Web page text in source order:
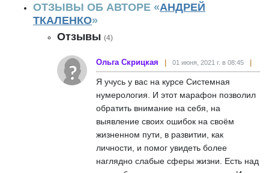
ОТЗЫВЫ ОБ АВТОРЕ «АНДРЕЙ
ТКАЛЕНКО»
Отзывы (4)
Ольга Скрицкая 01 июня, 2021 г. в 08:45
Я учусь у вас на курсе Системная
нумерология. И этот марафон позволил
обратить внимание на себя, на
выявление своих ошибок на своём
жизненном пути, в развитии, как
личности, и помог увидеть более
наглядно слабые сферы жизни. Есть над